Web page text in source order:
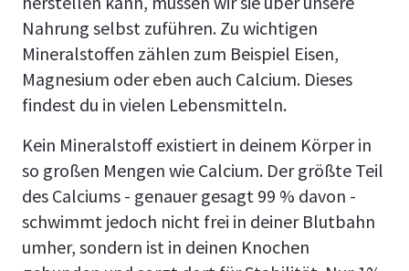
Nahrung selbst zuführen. Zu wichtigen
Mineralstoffen zählen zum Beispiel Eisen,
Magnesium oder eben auch Calcium. Dieses
findest du in vielen Lebensmitteln.
Kein Mineralstoff existiert in deinem Körper in
so großen Mengen wie Calcium. Der größte Teil
des Calciums - genauer gesagt 99 % davon -
schwimmt jedoch nicht frei in deiner Blutbahn
umher, sondern ist in deinen Knochen